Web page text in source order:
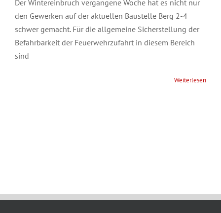
Der Wintereinbruch vergangene Woche hat es nicht nur
den Gewerken auf der aktuellen Baustelle Berg 2-4
schwer gemacht. Für die allgemeine Sicherstellung der
Befahrbarkeit der Feuerwehrzufahrt in diesem Bereich
sind
Weiterlesen